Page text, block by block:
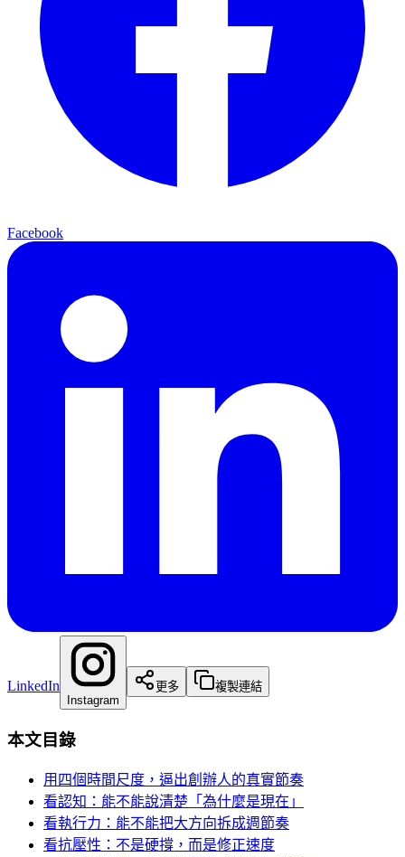
Facebook
LinkedIn
Instagram
更多 複製連結
本文目錄
用四個時間尺度，逼出創辦人的真實節奏
看認知：能不能說清楚「為什麼是現在」
看執行力：能不能把大方向拆成週節奏
看抗壓性：不是硬撐，而是修正速度